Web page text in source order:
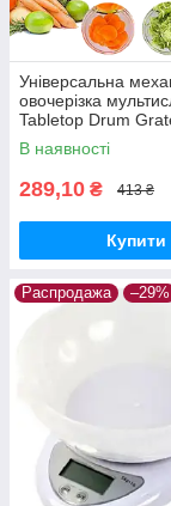
Універсальна
овочерізка
Tabletop Drum
насадки, пластик/
сталь
В наявності
289,10 ₴ 413 ₴
Купити
Распродажа –29%